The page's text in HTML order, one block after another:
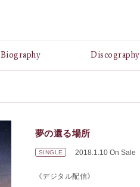
Biography Discography
夢の還る場所
SINGLE 2018.1.10 On Sale
《デジタル配信》